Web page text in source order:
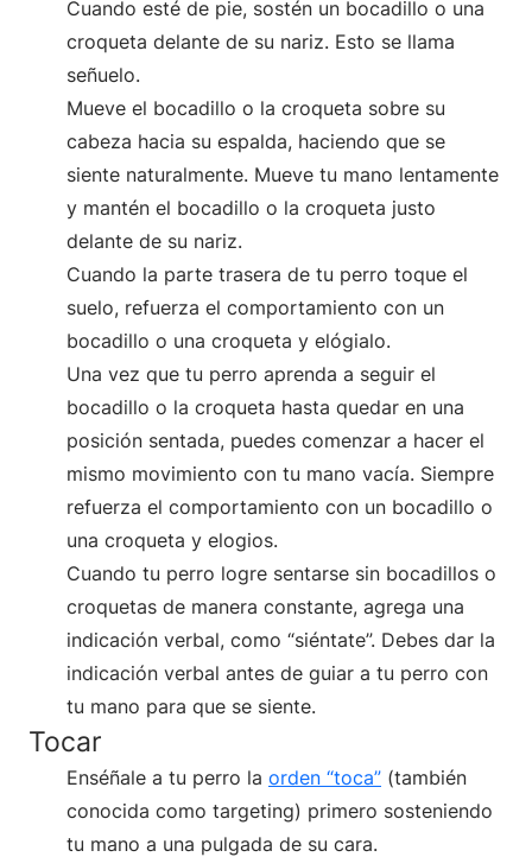
Cuando esté de pie, sostén un bocadillo o una
croqueta delante de su nariz. Esto se llama
señuelo.
Mueve el bocadillo o la croqueta sobre su
cabeza hacia su espalda, haciendo que se
siente naturalmente. Mueve tu mano lentamente
y mantén el bocadillo o la croqueta justo
delante de su nariz.
Cuando la parte trasera de tu perro toque el
suelo, refuerza el comportamiento con un
bocadillo o una croqueta y elógialo.
Una vez que tu perro aprenda a seguir el
bocadillo o la croqueta hasta quedar en una
posición sentada, puedes comenzar a hacer el
mismo movimiento con tu mano vacía. Siempre
refuerza el comportamiento con un bocadillo o
una croqueta y elogios.
Cuando tu perro logre sentarse sin bocadillos o
croquetas de manera constante, agrega una
indicación verbal, como “siéntate”. Debes dar la
indicación verbal antes de guiar a tu perro con
tu mano para que se siente.
Tocar
Enséñale a tu perro la orden “toca” (también
conocida como targeting) primero sosteniendo
tu mano a una pulgada de su cara.